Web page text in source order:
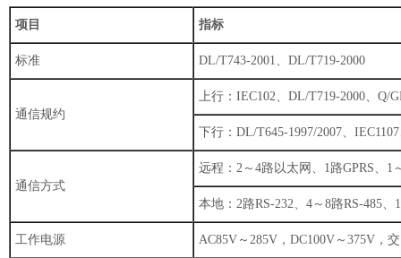
项目 指标
标准 DL/T743-2001、DL/T719-2000
通信规约
上行：IEC102、DL/T719-2000、Q/
下行：DL/T645-1997/2007、
通信方式
远程：2～4路以太网、1路GPRS、
本地：2路RS-232、4～8路RS-485、
工作电源 AC85V～285V，DC100V～375V，